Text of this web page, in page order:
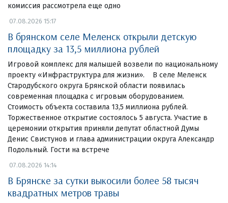
комиссия рассмотрела еще одно
07.08.2026 15:17
В брянском селе Меленск открыли детскую
площадку за 13,5 миллиона рублей
Игровой комплекс для малышей возвели по национальному
проекту «Инфраструктура для жизни». В селе Меленск
Стародубского округа Брянской области появилась
современная площадка с игровым оборудованием.
Стоимость объекта составила 13,5 миллиона рублей.
Торжественное открытие состоялось 5 августа. Участие в
церемонии открытия приняли депутат областной Думы
Денис Свистунов и глава администрации округа Александр
Подольный. Гости на встрече
07.08.2026 14:14
В Брянске за сутки выкосили более 58 тысяч
квадратных метров травы